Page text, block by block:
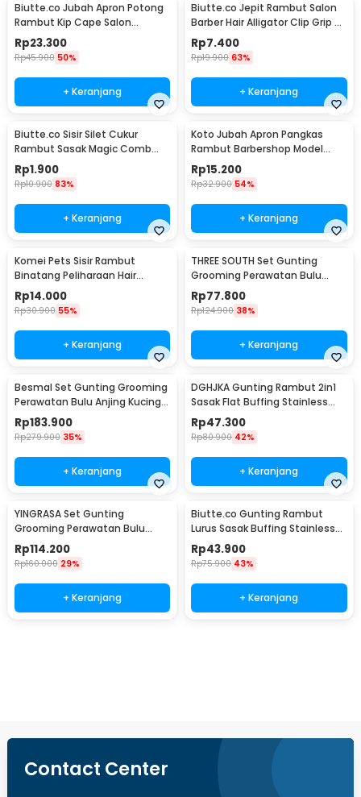
Biutte.co Jubah Apron Potong
Rambut Kip Cape Salon
Barbershop Anti Air - WB04
Rp23.300
Rp45.900 50%
+ Keranjang
Biutte.co Jepit Rambut Salon
Barber Hair Alligator Clip Grip 6
PCS - L05
Rp7.400
Rp19.900 63%
+ Keranjang
Biutte.co Sisir Silet Cukur
Rambut Sasak Magic Comb
Razor - WZ201
Rp1.900
Rp10.900 83%
+ Keranjang
Koto Jubah Apron Pangkas
Rambut Barbershop Model
Payung 60 cm - 458
Rp15.200
Rp32.900 54%
+ Keranjang
Komei Pets Sisir Rambut
Binatang Peliharaan Hair
Removal Grooming Comb -
T10
Rp14.000
Rp30.900 55%
+ Keranjang
THREE SOUTH Set Gunting
Grooming Perawatan Bulu
Anjing 5in1 - TS-5
Rp77.800
Rp124.900 38%
+ Keranjang
Besmal Set Gunting Grooming
Perawatan Bulu Anjing Kucing
5in1 - 4CR
Rp183.900
Rp279.900 35%
+ Keranjang
DGHJKA Gunting Rambut 2in1
Sasak Flat Buffing Stainless
Steel 4Cr13 - DG-2
Rp47.300
Rp80.900 42%
+ Keranjang
YINGRASA Set Gunting
Grooming Perawatan Bulu
Anjing 5in1 - 6CR
Rp114.200
Rp160.000 29%
+ Keranjang
Biutte.co Gunting Rambut
Lurus Sasak Buffing Stainless
Steel 4Cr13 - N2
Rp43.900
Rp75.900 43%
+ Keranjang
Contact Center